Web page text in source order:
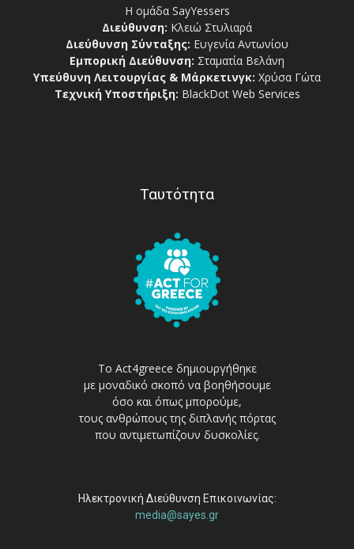
Η ομάδα SayYessers
Διεύθυνση: Κλειώ Στυλιαρά
Διεύθυνση Σύνταξης: Ευγενία Αντωνίου
Εμπορική Διεύθυνση: Σταματία Βελάνη
Υπεύθυνη Λειτουργίας & Μάρκετινγκ: Χρύσα Γώτα
Τεχνική Υποστήριξη: BlackDot Web Services
Ταυτότητα
Το Act4greece δημιουργήθηκε
με μοναδικό σκοπό να βοηθήσουμε
όσο και όπως μπορούμε,
τους ανθρώπους της διπλανής πόρτας
που αντιμετωπίζουν δυσκολίες.
Ηλεκτρονική Διεύθυνση Επικοινωνίας:
media@sayes.gr